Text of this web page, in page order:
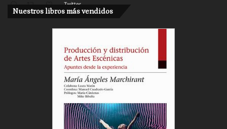
Twitter
Cargar más
Nuestros libros más vendidos